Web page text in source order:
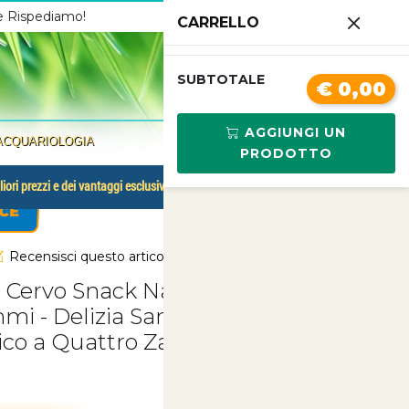
Rispediamo! Chiamaci 3341210267
prezzi e dei vantaggi esclusivi.
Recensisci questo articolo
Snack Naturale per Cani 80-
- Delizia Sana e Nutriente per il
a Quattro Zampe | Articoli per A
CARRELLO
SUBTOTALE € 0,00
AGGIUNGI UN
PRODOTTO